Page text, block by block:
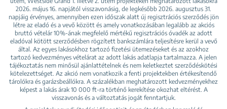
2026. május 16. napjától visszavonásig, de legkésőbb 2026. augusztus 31.
napjáig érvényes, amennyiben ezen időszak alatt új regisztrációs szerződés jön
létre az eladó és a vevő között és amely vonatkozásában legalább az akciós
bruttó vételár 10%-ának megfelelő mértékű regisztrációs óvadék az adott
eladóval kötött szerződésben rögzített bankszámlára teljesítésre kerül a vevő
által. Az egyes lakásokhoz tartozó fizetési ütemezéseket és az azokhoz
tartozó kedvezményes vételárat az adott lakás adatlapja tartalmazza. A jelen
tájékoztatás nem minősül ajánlattételnek és nem keletkeztet szerződéskötési
kötelezettséget. Az akció nem vonatkozik a fenti projektekben értékesítendő
tárolókra és garázsbeállókra. A százalékban meghatározott kedvezményekhez
képest a lakás árak 10 000 ft-ra történő kerekítése okozhat eltérést. A
visszavonás és a változtatás jogát fenntartjuk.